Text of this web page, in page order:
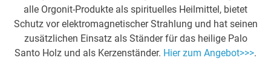
alle Orgonit-Produkte als spirituelles Heilmittel, bietet
Schutz vor elektromagnetischer Strahlung und hat seinen
zusätzlichen Einsatz als Ständer für das heilige Palo
Santo Holz und als Kerzenständer. Hier zum Angebot>>>.